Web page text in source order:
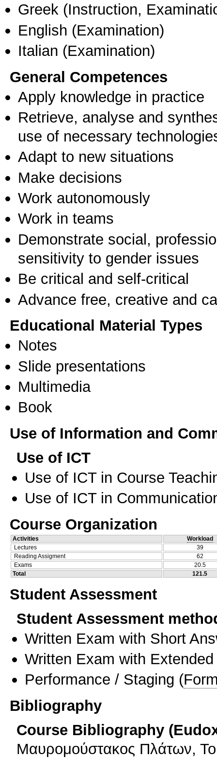
Greek (Instruction,
English (Examination)
Italian (Examination)
General Competences
Apply knowledge in practice
Retrieve, analyse and
use of necessary
Adapt to new situations
Make decisions
Work autonomously
Work in teams
Demonstrate social,
sensitivity to gender issues
Be critical and self-critical
Advance free, creative and
Educational Material Types
Notes
Slide presentations
Multimedia
Book
Use of Information and
Use of ICT
Use of ICT in Course
Use of ICT in
Course Organization
Activities
Workload
Lectures
39
Reading Assigment
62
Exams
20.5
Total
121.5
Student Assessment
Student Assessment
Written Exam with Short
Written Exam with
Performance / Staging (
Bibliography
Course Bibliography
Μαυρομούστακος Πλάτων,